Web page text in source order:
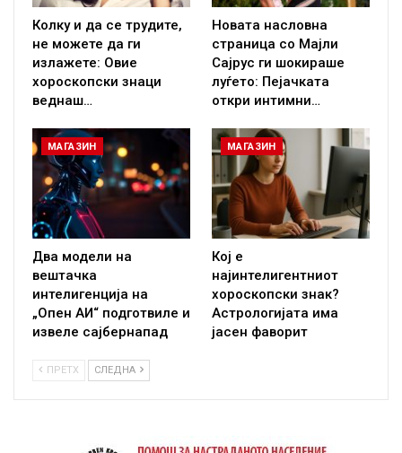
Колку и да се трудите,
не можете да ги
излажете: Овие
хороскопски знаци
веднаш…
Новата насловна
страница со Мајли
Сајрус ги шокираше
луѓето: Пејачката
откри интимни…
МАГАЗИН
Два модели на
вештачка
интелигенција на
„Опен АИ“ подготвиле и
извеле сајбернапад
МАГАЗИН
Кој е
најинтелигентниот
хороскопски знак?
Астрологијата има
јасен фаворит
ПРЕТХ СЛЕДНА